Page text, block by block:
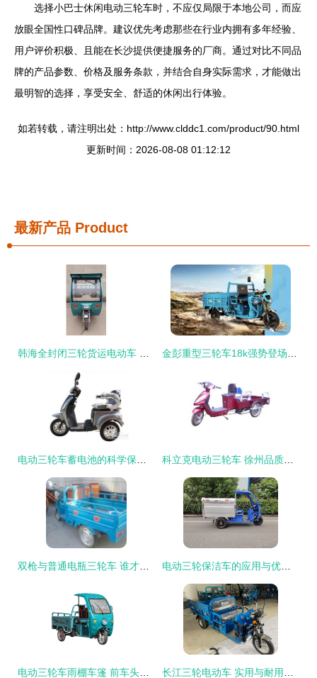
选择小巴士休闲电动三轮车时，不应仅局限于本地公司，而应
放眼全国性口碑品牌。建议优先考虑那些在行业内拥有多年经验、
用户评价积极、且能在长沙提供便捷服务的厂商。通过对比不同品
牌的产品参数、价格及服务条款，并结合自身实际需求，才能做出
最明智的选择，享受安全、舒适的休闲出行体验。
如若转载，请注明出处：http://www.clddc1.com/product/90.html
更新时间：2026-08-08 01:12:12
最新产品 Product